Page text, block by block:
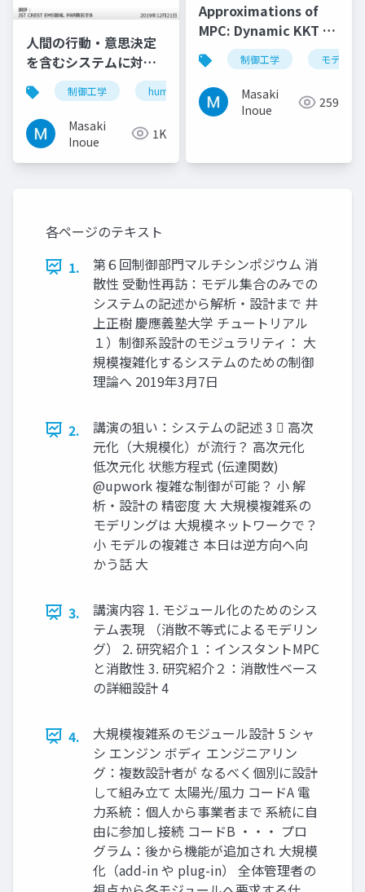
人間の行動・意思決定
を含むシステムに対す
る制御理論の開拓と展
開
制御工学 human-in-the-loop制御
Masaki
Inoue
1K
Approximations of
MPC: Dynamic KKT &
Learning based
Approaches
制御工学 モデル予
Masaki
Inoue
259
各ページのテキスト
1.
第６回制御部門マルチシンポジウム 消
散性 受動性再訪：モデル集合のみでの
システムの記述から解析・設計まで 井
上正樹 慶應義塾大学 チュートリアル
１）制御系設計のモジュラリティ： 大
規模複雑化するシステムのための制御
理論へ 2019年3月7日
2.
講演の狙い：システムの記述 3  高次
元化（大規模化）が流行？ 高次元化
低次元化 状態方程式 (伝達関数)
@upwork 複雑な制御が可能？ 小 解
析・設計の 精密度 大 大規模複雑系の
モデリングは 大規模ネットワークで？
小 モデルの複雑さ 本日は逆方向へ向
かう話 大
3.
講演内容 1. モジュール化のためのシス
テム表現 （消散不等式によるモデリン
グ） 2. 研究紹介１：インスタントMPC
と消散性 3. 研究紹介２：消散性ベース
の詳細設計 4
4.
大規模複雑系のモジュール設計 5 シャ
シ エンジン ボディ エンジニアリン
グ：複数設計者が なるべく個別に設計
して組み立て 太陽光/風力 コードA 電
力系統：個人から事業者まで 系統に自
由に参加し接続 コードB ・・・ プロ
グラム：後から機能が追加され 大規模
化（add-in や plug-in） 全体管理者の